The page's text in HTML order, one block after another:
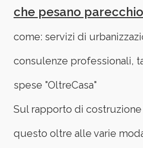
che pesano
come: servizi di
consulenze professionali,
spese "OltreCasa"
Sul rapporto di
questo oltre alle varie